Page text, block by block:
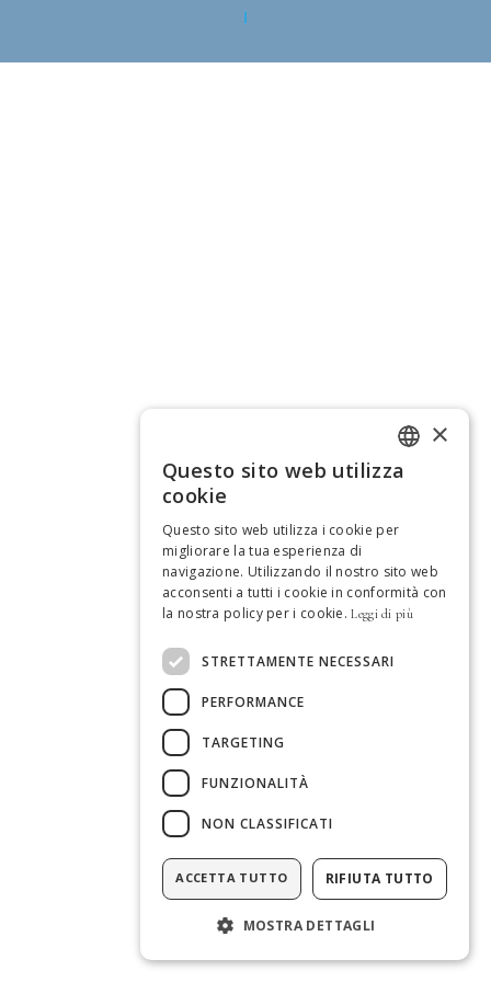
ITALIAN
ENGLISH
×
Questo sito web utilizza
cookie
Questo sito web utilizza i cookie per
migliorare la tua esperienza di
navigazione. Utilizzando il nostro sito web
acconsenti a tutti i cookie in conformità con
la nostra policy per i cookie. Leggi di più
STRETTAMENTE NECESSARI
PERFORMANCE
TARGETING
FUNZIONALITÀ
NON CLASSIFICATI
ACCETTA TUTTO RIFIUTA TUTTO
MOSTRA DETTAGLI